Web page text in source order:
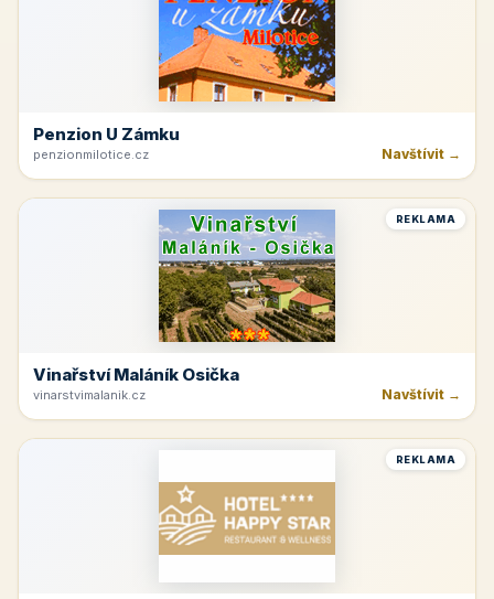
Penzion U Zámku
penzionmilotice.cz Navštívit →
REKLAMA
Vinařství Maláník Osička
vinarstvimalanik.cz Navštívit →
REKLAMA